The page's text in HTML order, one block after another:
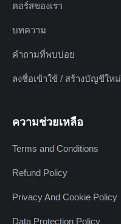
คอร์สของเรา
บทความ
คำถามที่พบบ่อย
ลงชื่อเข้าใช้ / สร้างบัญชีใหม่
ความช่วยเหลือ
Terms and Conditions
Refund Policy
Privacy And Cookie Policy
Data Protection Policy